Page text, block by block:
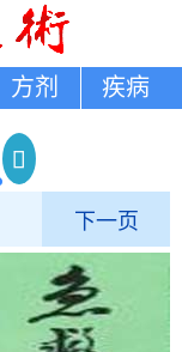
方剂 疾病
下一页